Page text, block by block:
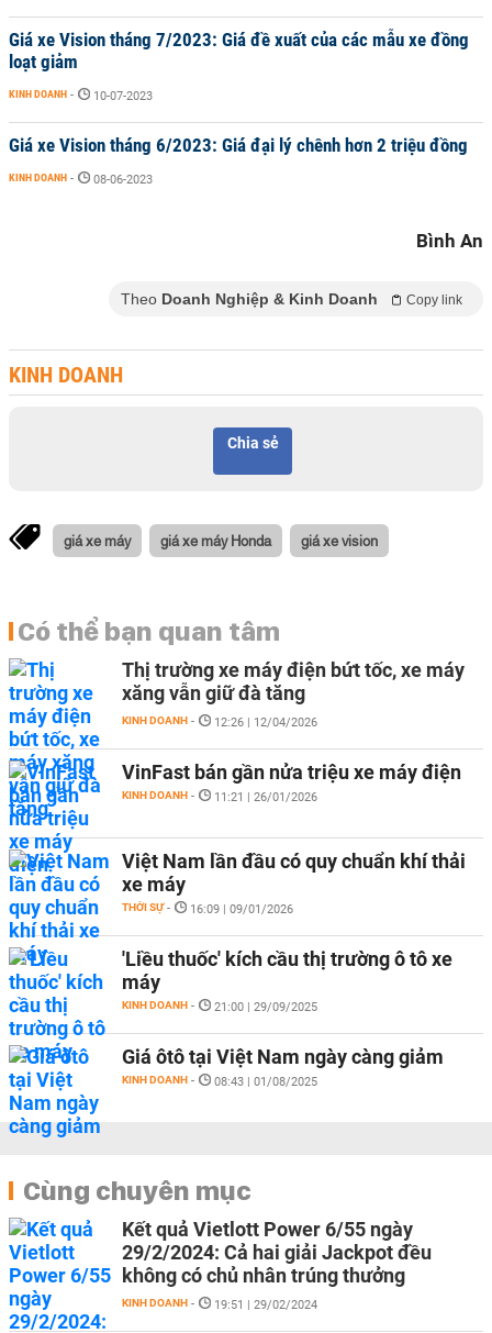
Giá xe Vision tháng 7/2023: Giá đề xuất của các mẫu xe đồng
loạt giảm
KINH DOANH - 10-07-2023
Giá xe Vision tháng 6/2023: Giá đại lý chênh hơn 2 triệu đồng
KINH DOANH - 08-06-2023
Bình An
Theo Doanh Nghiệp & Kinh Doanh Copy link
KINH DOANH
Chia sẻ
giá xe máy giá xe máy Honda giá xe vision
Có thể bạn quan tâm
Thị trường xe máy điện bứt tốc, xe máy
xăng vẫn giữ đà tăng
KINH DOANH - 12:26 | 12/04/2026
VinFast bán gần nửa triệu xe máy điện
KINH DOANH - 11:21 | 26/01/2026
Việt Nam lần đầu có quy chuẩn khí thải
xe máy
THỜI SỰ - 16:09 | 09/01/2026
'Liều thuốc' kích cầu thị trường ô tô xe
máy
KINH DOANH - 21:00 | 29/09/2025
Giá ôtô tại Việt Nam ngày càng giảm
KINH DOANH - 08:43 | 01/08/2025
Cùng chuyên mục
Kết quả Vietlott Power 6/55 ngày
29/2/2024: Cả hai giải Jackpot đều
không có chủ nhân trúng thưởng
KINH DOANH - 19:51 | 29/02/2024